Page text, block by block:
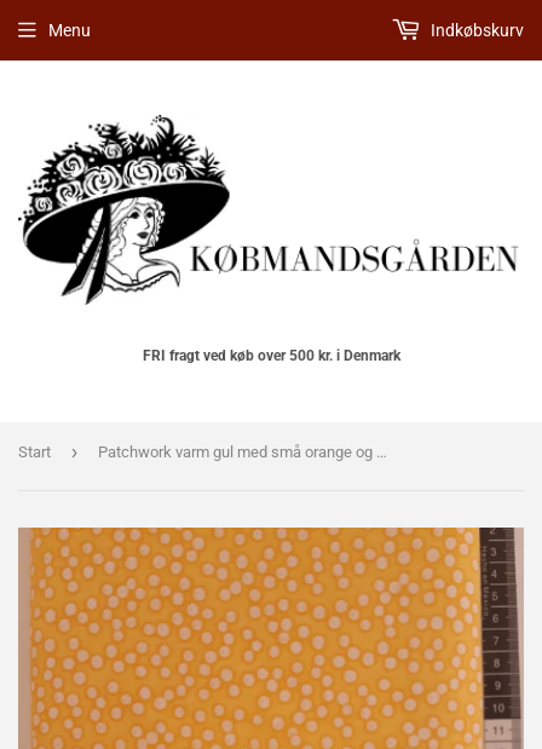
FRI fragt ved køb over 500 kr. i Denmark
Menu Indkøbskurv
Start › Patchwork varm gul med små orange og hvide prikker.